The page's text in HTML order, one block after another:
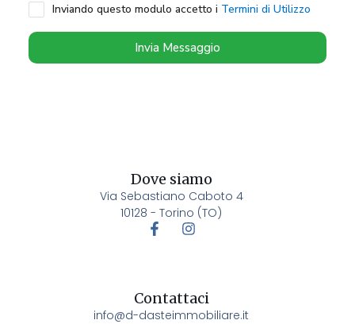
Inviando questo modulo accetto i Termini di Utilizzo
Invia Messaggio
Dove siamo
Via Sebastiano Caboto 4
10128 - Torino (TO)
Contattaci
info@d-dasteimmobiliare.it